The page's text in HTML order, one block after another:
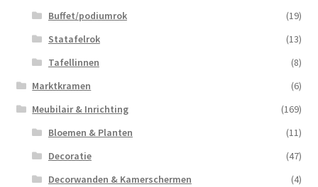
Buffet/podiumrok
(19)
Statafelrok
(13)
Tafellinnen
(8)
Marktkramen
(6)
Meubilair & Inrichting
(169)
Bloemen & Planten
(11)
Decoratie
(47)
Decorwanden & Kamerschermen
(4)